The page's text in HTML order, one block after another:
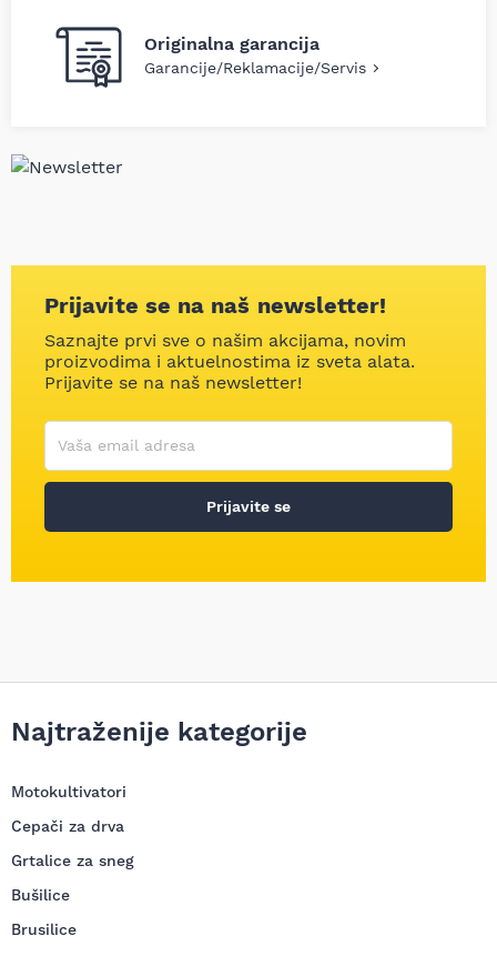
Originalna garancija
Garancije/Reklamacije/Servis
Prijavite se na naš newsletter!
Saznajte prvi sve o našim akcijama, novim
proizvodima i aktuelnostima iz sveta alata.
Prijavite se na naš newsletter!
Korisničko ime
Vaša email adresa
Prijavite se
Najtraženije kategorije
Motokultivatori
Cepači za drva
Grtalice za sneg
Bušilice
Brusilice